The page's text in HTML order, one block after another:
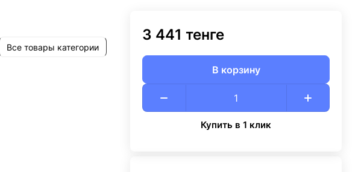
Все товары категории
3 441 тенге
В корзину
Купить в 1 клик